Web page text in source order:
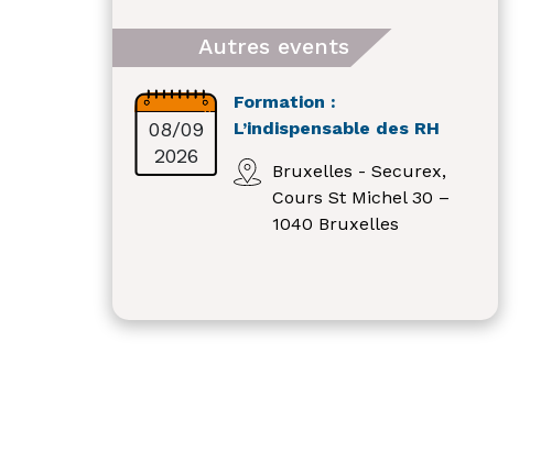
Autres events
08/09
2026
Formation :
L’indispensable des RH
Bruxelles - Securex,
Cours St Michel 30 –
1040 Bruxelles